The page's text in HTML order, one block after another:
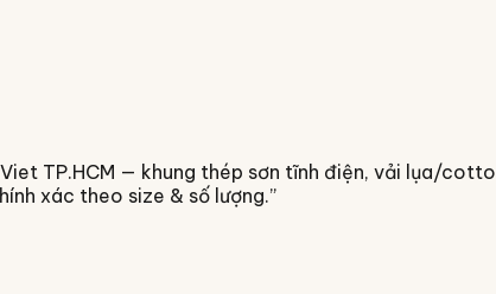
TP.HCM — khung thép sơn tĩnh điện, vải lụa/
xác theo size & số lượng.”